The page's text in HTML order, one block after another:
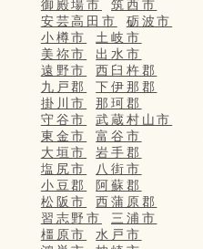
御殿場市
筑西市
安芸高田市
砺波市
小樽市
土岐市
美祢市
出水市
遠野市
西臼杵郡
九戸郡
下伊那郡
掛川市
那珂郡
守谷市
武蔵村山市
東金市
富谷市
大垣市
岩手郡
塩尻市
八街市
小豆郡
阿蘇郡
松阪市
西蒲原郡
習志野市
三浦市
橿原市
水戸市